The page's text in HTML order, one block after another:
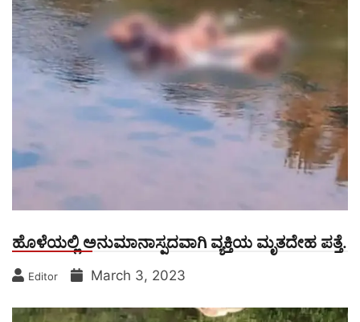
ಹೊಳೆಯಲ್ಲಿ ಅನುಮಾನಾಸ್ಪದವಾಗಿ ವ್ಯಕ್ತಿಯ ಮೃತದೇಹ ಪತ್ತೆ.
Editor March 3, 2023